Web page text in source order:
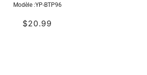
Modèle :YP-BTP96
$20.99